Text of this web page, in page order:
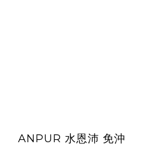
ANPUR 水恩沛 免沖